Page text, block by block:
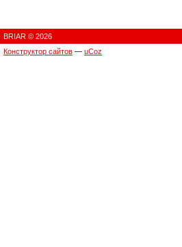
BRIAR © 2026
Конструктор сайтов — uCoz